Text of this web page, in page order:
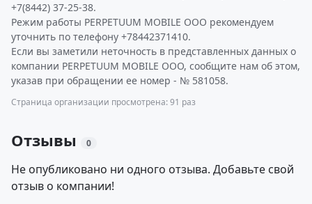
+7(8442) 37-25-38.
Режим работы PERPETUUM MOBILE ООО рекомендуем
уточнить по телефону +78442371410.
Если вы заметили неточность в представленных данных о
компании PERPETUUM MOBILE ООО, сообщите нам об этом,
указав при обращении ее номер - № 581058.
Страница организации просмотрена: 91 раз
Отзывы 0
Не опубликовано ни одного отзыва. Добавьте свой
отзыв о компании!